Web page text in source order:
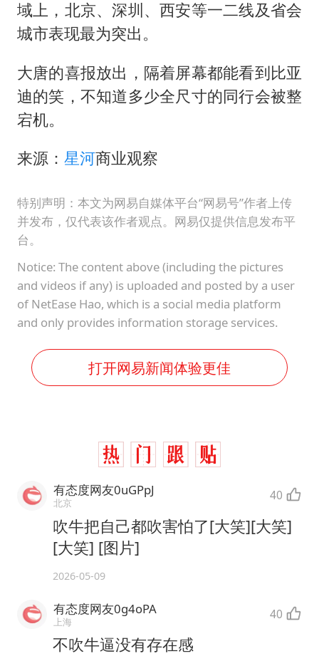
域上，北京、深圳、西安等一二线及省会
城市表现最为突出。
大唐的喜报放出，隔着屏幕都能看到比亚
迪的笑，不知道多少全尺寸的同行会被整
宕机。
来源： 星河商业观察
特别声明：本文为网易自媒体平台“网易号”作者上传
并发布，仅代表该作者观点。网易仅提供信息发布平
台。
Notice: The content above (including the pictures
and videos if any) is uploaded and posted by a user
of NetEase Hao, which is a social media platform
and only provides information storage services.
打开网易新闻体验更佳
有态度网友0uGPpJ
北京 40
吹牛把自己都吹害怕了[大笑][大笑]
[大笑] [图片]
2026-05-09
有态度网友0g4oPA
上海 40
不吹牛逼没有存在感